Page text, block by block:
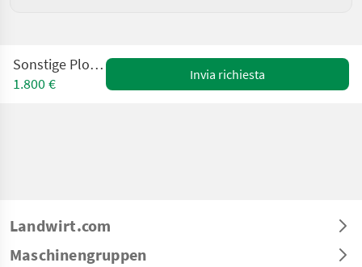
Sonstige Plog 3 skjær
1.800 €
Invia richiesta
Landwirt.com
Maschinengruppen